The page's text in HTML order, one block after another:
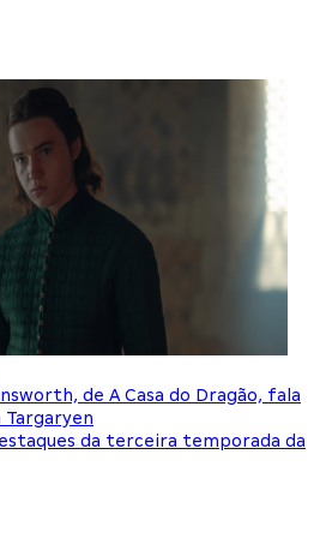
de A Casa do Dragão, fala
Targaryen
da terceira temporada da